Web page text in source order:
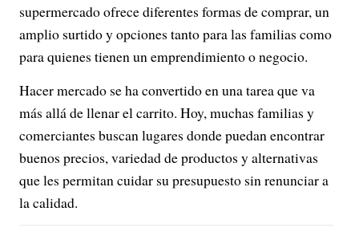
supermercado ofrece diferentes formas de comprar, un
amplio surtido y opciones tanto para las familias como
para quienes tienen un emprendimiento o negocio.
Hacer mercado se ha convertido en una tarea que va
más allá de llenar el carrito. Hoy, muchas familias y
comerciantes buscan lugares donde puedan encontrar
buenos precios, variedad de productos y alternativas
que les permitan cuidar su presupuesto sin renunciar a
la calidad.